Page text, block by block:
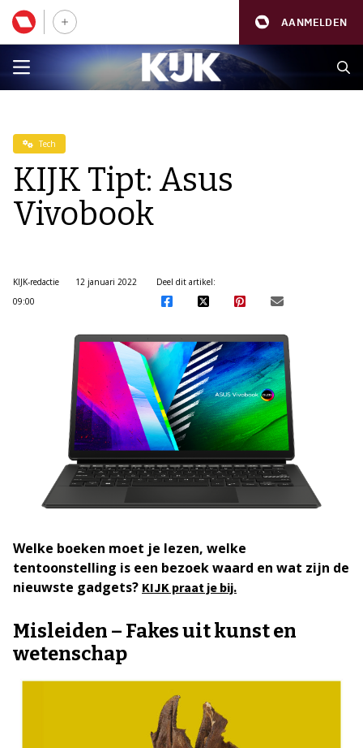
AANMELDEN
Tech
KIJK Tipt: Asus
Vivobook
KIJK-redactie
12 januari 2022
09:00
Deel dit artikel:
Welke boeken moet je lezen, welke
tentoonstelling is een bezoek waard en wat zijn de
nieuwste gadgets? KIJK praat je bij.
Misleiden – Fakes uit kunst en
wetenschap